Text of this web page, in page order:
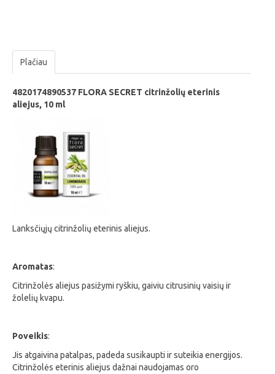
Plačiau
4820174890537 FLORA SECRET citrinžolių eterinis
aliejus, 10 ml
Lanksčiųjų citrinžolių eterinis aliejus.
Aromatas:
Citrinžolės aliejus pasižymi ryškiu, gaiviu citrusinių vaisių ir
žolelių kvapu.
Poveikis:
Jis atgaivina patalpas, padeda susikaupti ir suteikia energijos.
Citrinžolės eterinis aliejus dažnai naudojamas oro